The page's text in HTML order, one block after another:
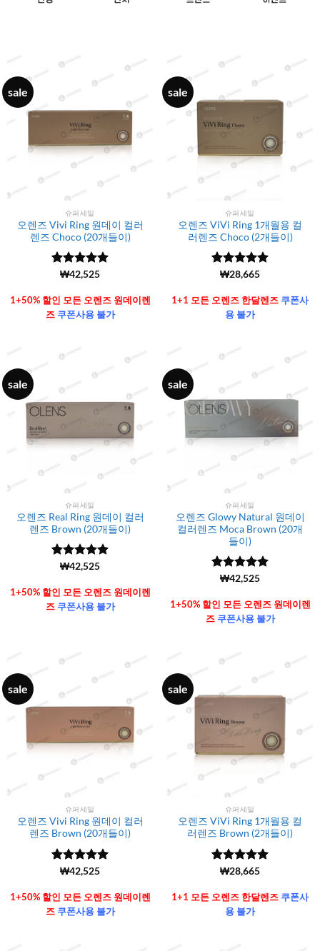
sale
슈퍼세일
오렌즈 Vivi Ring 원데이 컬러
렌즈 Choco (20개들이)
5 중에서
가됨
(6106)
₩42,525
1+50% 할인 모든 오렌즈 원데이렌
즈 쿠폰사용 불가
sale
슈퍼세일
오렌즈 ViVi Ring 1개월용 컬
러렌즈 Choco (2개들이)
5 중에서
가됨
(6106)
₩28,665
1+1 모든 오렌즈 한달렌즈 쿠폰사
용 불가
sale
슈퍼세일
오렌즈 Real Ring 원데이 컬러
렌즈 Brown (20개들이)
5 중에서
가됨
(6106)
₩42,525
1+50% 할인 모든 오렌즈 원데이렌
즈 쿠폰사용 불가
sale
슈퍼세일
오렌즈 Glowy Natural 원데이
컬러렌즈 Moca Brown (20개
들이)
5 중에서
가됨
(6106)
₩42,525
1+50% 할인 모든 오렌즈 원데이렌
즈 쿠폰사용 불가
sale
슈퍼세일
오렌즈 Vivi Ring 원데이 컬러
렌즈 Brown (20개들이)
5 중에서
가됨
(6106)
₩42,525
1+50% 할인 모든 오렌즈 원데이렌
즈 쿠폰사용 불가
sale
슈퍼세일
오렌즈 ViVi Ring 1개월용 컬
러렌즈 Brown (2개들이)
5 중에서
가됨
(6106)
₩28,665
1+1 모든 오렌즈 한달렌즈 쿠폰사
용 불가